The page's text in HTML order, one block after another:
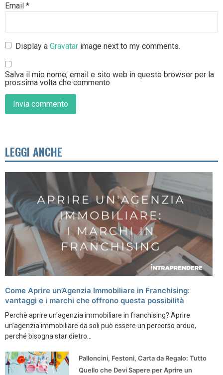
Email *
Display aGravatar image next to my comments.
Salva il mio nome, email e sito web in questo browser per la
prossima volta che commento.
LEGGI ANCHE
Come Aprire un’Agenzia Immobiliare in Franchising:
vantaggi e i marchi che offrono questa possibilità
Perchè aprire un'agenzia immobiliare in franchising? Aprire
un’agenzia immobiliare da soli può essere un percorso arduo,
perché bisogna star dietro...
Palloncini, Festoni, Carta da Regalo: Tutto
Quello che Devi Sapere per Aprire un